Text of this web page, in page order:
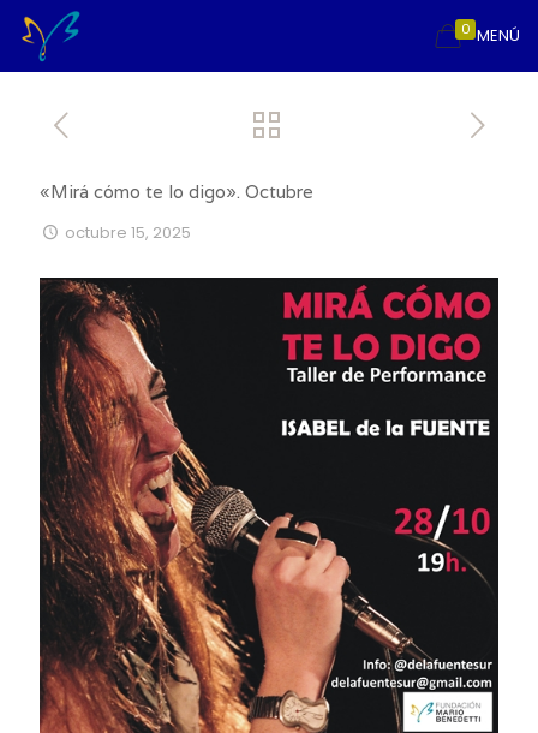
MENÚ
0
«Mirá cómo te lo digo». Octubre
octubre 15, 2025